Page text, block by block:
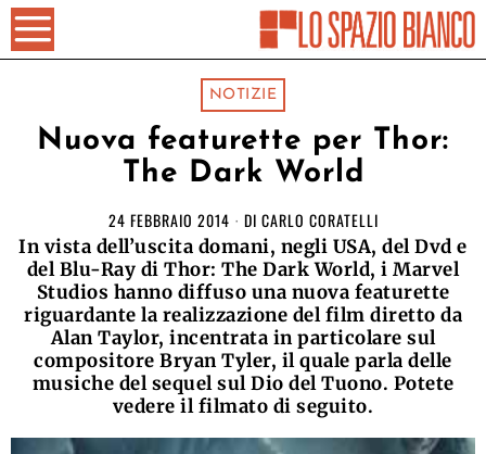
NOTIZIE
Nuova featurette per Thor:
The Dark World
24 FEBBRAIO 2014 DI CARLO CORATELLI
In vista dell’uscita domani, negli USA, del Dvd e
del Blu-Ray di Thor: The Dark World, i Marvel
Studios hanno diffuso una nuova featurette
riguardante la realizzazione del film diretto da
Alan Taylor, incentrata in particolare sul
compositore Bryan Tyler, il quale parla delle
musiche del sequel sul Dio del Tuono. Potete
vedere il filmato di seguito.